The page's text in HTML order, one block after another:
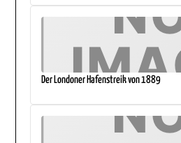
Der Londoner Hafenstreik von 1889